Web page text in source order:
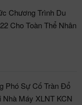
Chương Trình Du
Cho Toàn Thể Nhân
Phó Sự Cố Tràn Đổ
Nhà Máy XLNT KCN